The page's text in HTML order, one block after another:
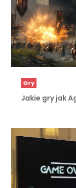
Gry
Jakie gry jak